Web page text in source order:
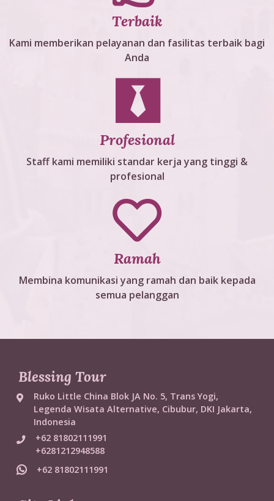
Terbaik
Kami memberikan pelayanan dan fasilitas terbaik bagi
Anda
Profesional
Staff kami memiliki standar kerja yang tinggi &
profesional
Ramah
Membina komunikasi yang ramah dan baik kepada
semua pelanggan
Blessing Tour
Ruko Little China Blok JA No. 5, Trans Yogi,
Legenda Wisata Alternative, Cibubur, DKI Jakarta,
Indonesia
+62 81802111991
+6281212948588
+62 81802111991